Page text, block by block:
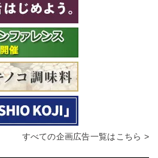
すべての企画広告一覧はこちら >